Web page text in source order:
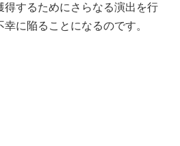
得するためにさらなる演出を行
に陥ることになるのです。